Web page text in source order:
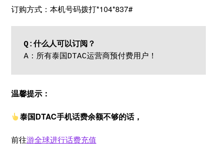
订购方式：本机号码拨打*104*837#
Q:什么人可以订阅？
A：所有泰国DTAC运营商预付费用户！
温馨提示：
泰国DTAC手机话费余额不够的话，
前往游全球进行话费充值